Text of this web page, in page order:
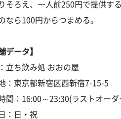
そろえ、一人前250円で提供す
なら100円からつまめる。
データ】
立ち飲み処 おおの屋
：東京都新宿区西新宿7-15-5
間：16:00～23:30(ラストオーダ
：日・祝